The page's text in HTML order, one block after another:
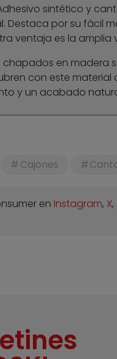
sintético y
Destaca por su fácil
ventaja es la amplia
chapados en madera
con este
y un acabado
Cajones
en Instagram, X,